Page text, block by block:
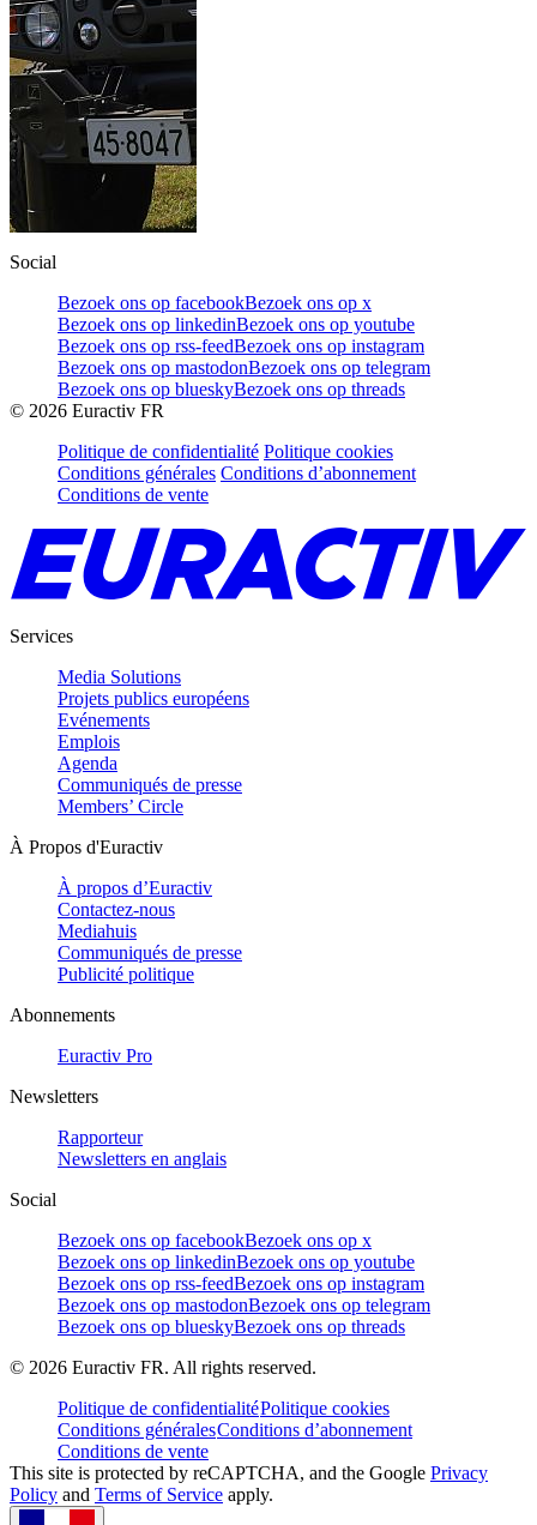
Social
Bezoek ons op facebookBezoek ons op x
Bezoek ons op linkedinBezoek ons op youtube
Bezoek ons op rss-feedBezoek ons op instagram
Bezoek ons op mastodonBezoek ons op telegram
Bezoek ons op blueskyBezoek ons op threads
© 2026 Euractiv FR
Politique de confidentialité Politique cookies
Conditions générales Conditions d’abonnement
Conditions de vente
Services
Media Solutions
Projets publics européens
Evénements
Emplois
Agenda
Communiqués de presse
Members’ Circle
À Propos d'Euractiv
À propos d’Euractiv
Contactez-nous
Mediahuis
Communiqués de presse
Publicité politique
Abonnements
Euractiv Pro
Newsletters
Rapporteur
Newsletters en anglais
Social
Bezoek ons op facebookBezoek ons op x
Bezoek ons op linkedinBezoek ons op youtube
Bezoek ons op rss-feedBezoek ons op instagram
Bezoek ons op mastodonBezoek ons op telegram
Bezoek ons op blueskyBezoek ons op threads
© 2026 Euractiv FR. All rights reserved.
Politique de confidentialitéPolitique cookies
Conditions généralesConditions d’abonnement
Conditions de vente
This site is protected by reCAPTCHA, and the Google Privacy
Policy and Terms of Service apply.